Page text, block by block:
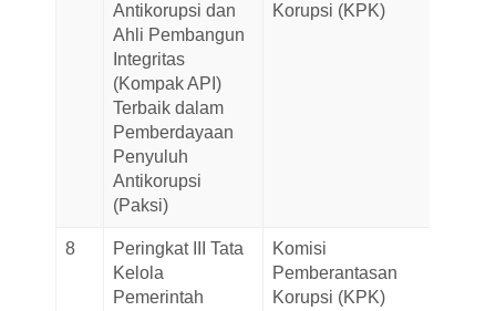
Antikorupsi dan
Ahli Pembangun
Integritas
(Kompak API)
Terbaik dalam
Pemberdayaan
Penyuluh
Antikorupsi
(Paksi)
Korupsi (KPK)
8
Peringkat III Tata
Kelola
Pemerintah
Komisi
Pemberantasan
Korupsi (KPK)